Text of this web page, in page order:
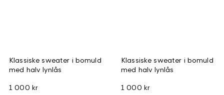
Klassiske sweater i bomuld
med halv lynlås
1 000 kr
Klassiske sweater i bomuld
med halv lynlås
1 000 kr